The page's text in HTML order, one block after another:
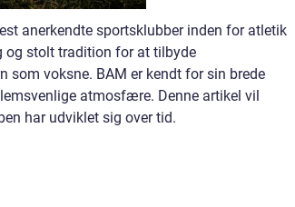
anerkendte sportsklubber inden for atletik
og stolt tradition for at tilbyde
voksne. BAM er kendt for sin brede
atmosfære. Denne artikel vil
har udviklet sig over tid.